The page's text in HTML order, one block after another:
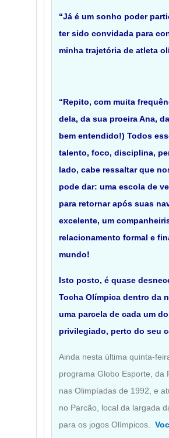
“Já é um sonho poder
ter sido convidada para
minha trajetória de atleta
“Repito, com muita
dela, da sua proeira Ana,
bem entendido!) Todos
talento, foco, disciplina,
lado, cabe ressaltar que
pode dar: uma escola de
para retornar após suas
excelente, um
relacionamento formal e
mundo!
Isto posto, é quase
Tocha Olímpica dentro da
uma parcela de cada um
privilegiado, perto do seu
Ainda nesta última quinta-
programa Globo Esporte, da
nas Olimpíadas de 1992, e
no Parcão, local da largada
para os jogos Olímpicos.